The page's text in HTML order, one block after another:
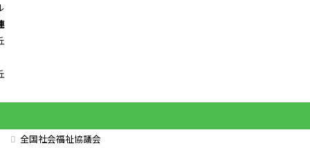
全国社会福祉協議会